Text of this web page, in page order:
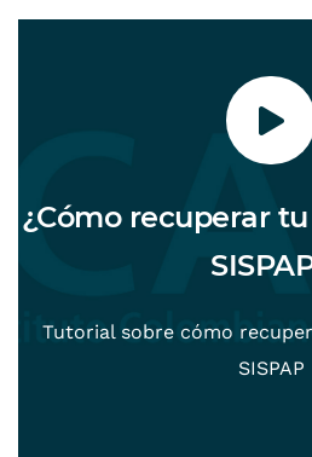
¿Cómo recuperar
Tutorial sobre cómo
SISPAP